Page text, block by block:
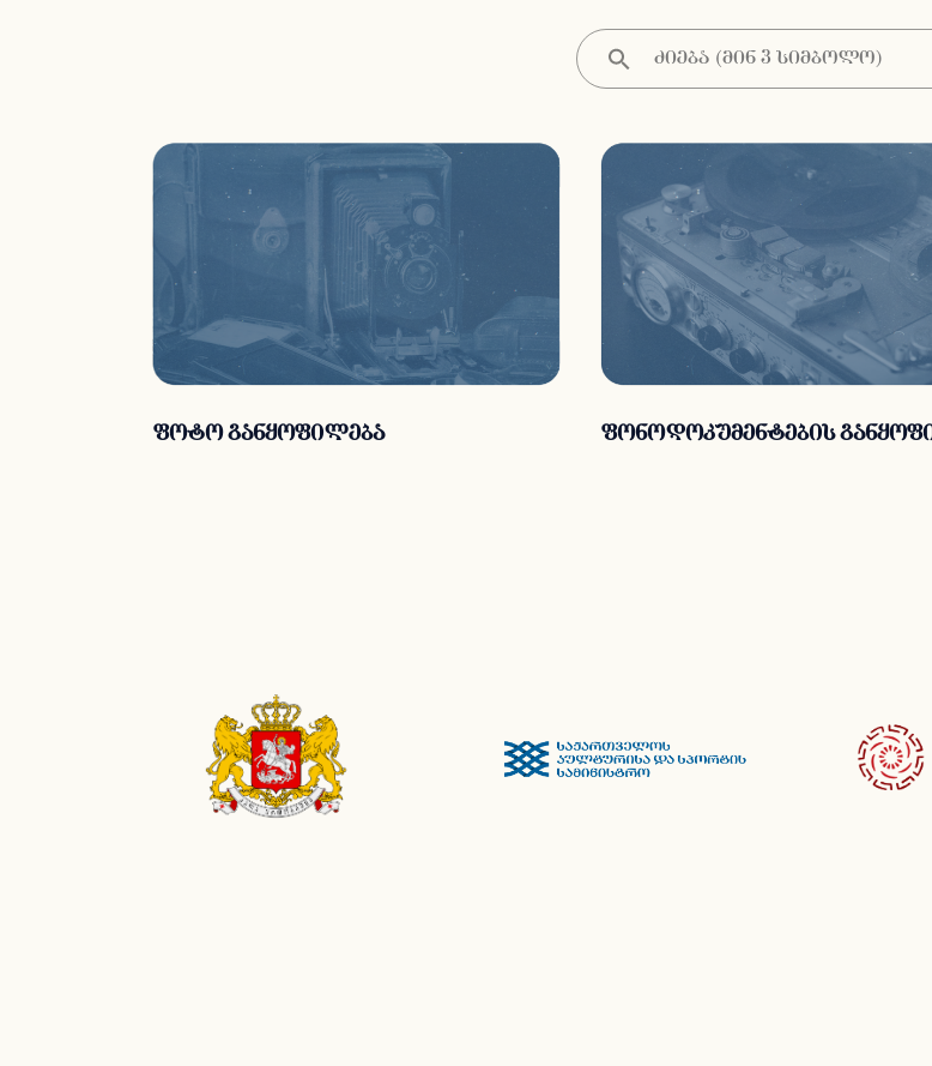
ფოტო განყოფილება ფონოდოკუმენტების